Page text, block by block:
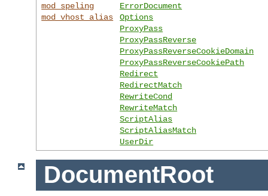
mod_speling
mod_vhost_alias
ErrorDocument
Options
ProxyPass
ProxyPassReverse
ProxyPassReverseCookieDomain
ProxyPassReverseCookiePath
Redirect
RedirectMatch
RewriteCond
RewriteMatch
ScriptAlias
ScriptAliasMatch
UserDir
DocumentRoot